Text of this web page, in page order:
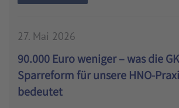
27. Mai 2026
90.000 Euro weniger – was die
Sparreform für unsere HNO-
bedeutet